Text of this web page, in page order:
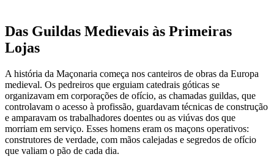
Das Guildas Medievais às Primeiras
Lojas
A história da Maçonaria começa nos canteiros de obras da Europa
medieval. Os pedreiros que erguiam catedrais góticas se
organizavam em corporações de ofício, as chamadas guildas, que
controlavam o acesso à profissão, guardavam técnicas de construção
e amparavam os trabalhadores doentes ou as viúvas dos que
morriam em serviço. Esses homens eram os maçons operativos:
construtores de verdade, com mãos calejadas e segredos de ofício
que valiam o pão de cada dia.